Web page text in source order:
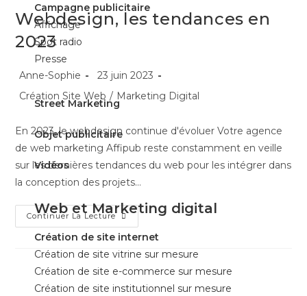
Campagne publicitaire
Affichage
Spot radio
Presse
Street Marketing
Objet publicitaire
Vidéos
Web et Marketing digital
Création de site internet
Création de site vitrine sur mesure
Création de site e-commerce sur mesure
Création de site institutionnel sur mesure
Webdesign, les tendances en
2023
Anne-Sophie
23 juin 2023
Création Site Web / Marketing Digital
En 2023, le webdesign continue d'évoluer Votre agence
de web marketing Affipub reste constamment en veille
sur les dernières tendances du web pour les intégrer dans
la conception des projets…
Continuer La Lecture